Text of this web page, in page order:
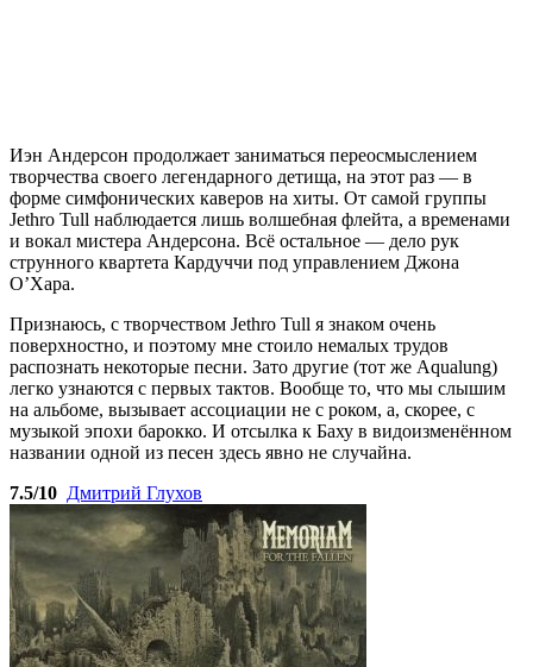
Иэн Андерсон продолжает заниматься переосмыслением
творчества своего легендарного детища, на этот раз — в
форме симфонических каверов на хиты. От самой группы
Jethro Tull наблюдается лишь волшебная флейта, а временами
и вокал мистера Андерсона. Всё остальное — дело рук
струнного квартета Кардуччи под управлением Джона
О’Хара.
Признаюсь, с творчеством Jethro Tull я знаком очень
поверхностно, и поэтому мне стоило немалых трудов
распознать некоторые песни. Зато другие (тот же Aqualung)
легко узнаются с первых тактов. Вообще то, что мы слышим
на альбоме, вызывает ассоциации не с роком, а, скорее, с
музыкой эпохи барокко. И отсылка к Баху в видоизменённом
названии одной из песен здесь явно не случайна.
7.5/10 Дмитрий Глухов